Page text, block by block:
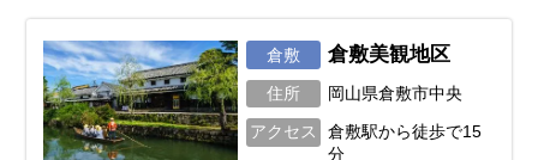
倉敷 倉敷美観地区
住所 岡山県倉敷市中央
アクセス
倉敷駅から徒歩で15
分